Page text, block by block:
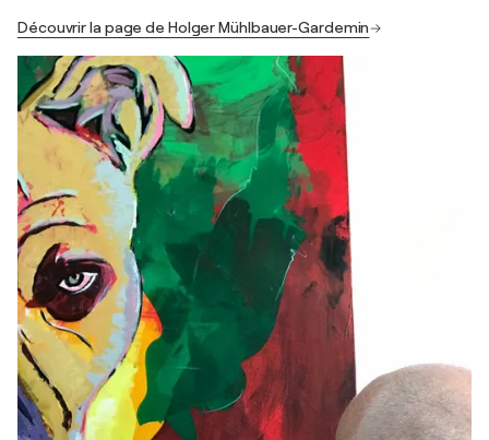
Découvrir la page de Holger Mühlbauer-Gardemin